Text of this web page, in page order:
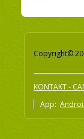
Copyright©
KONTAKT -
App: